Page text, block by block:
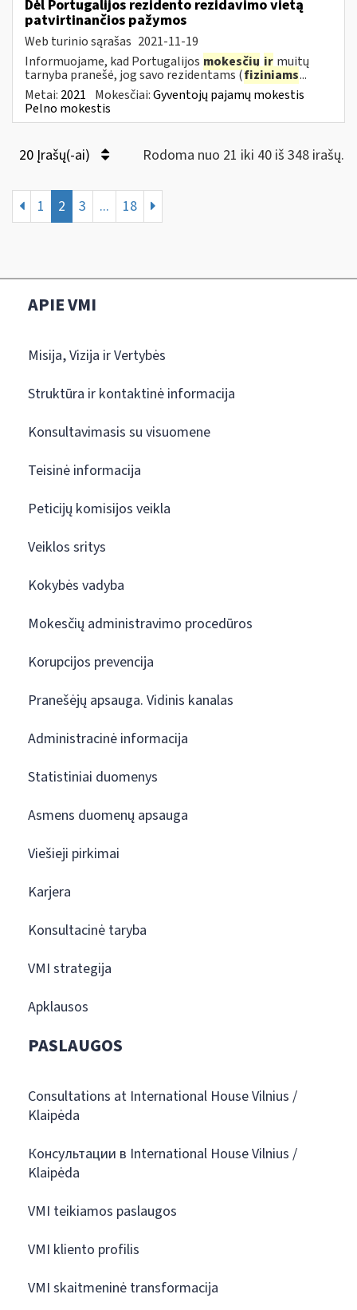
Dėl Portugalijos rezidento rezidavimo vietą
patvirtinančios pažymos
Web turinio sąrašas 2021-11-19
Informuojame, kad Portugalijos mokesčių ir muitų
tarnyba pranešė, jog savo rezidentams (fiziniams...
Metai: 2021 Mokesčiai:Gyventojų pajamų mokestis
Pelno mokestis
20 Įrašų(-ai) Rodoma nuo 21 iki 40 iš 348 irašų.
1 2 3 ... 18
APIE VMI
Misija, Vizija ir Vertybės
Struktūra ir kontaktinė informacija
Konsultavimasis su visuomene
Teisinė informacija
Peticijų komisijos veikla
Veiklos sritys
Kokybės vadyba
Mokesčių administravimo procedūros
Korupcijos prevencija
Pranešėjų apsauga. Vidinis kanalas
Administracinė informacija
Statistiniai duomenys
Asmens duomenų apsauga
Viešieji pirkimai
Karjera
Konsultacinė taryba
VMI strategija
Apklausos
PASLAUGOS
Consultations at International House Vilnius /
Klaipėda
Консультации в International House Vilnius /
Klaipėda
VMI teikiamos paslaugos
VMI kliento profilis
VMI skaitmeninė transformacija